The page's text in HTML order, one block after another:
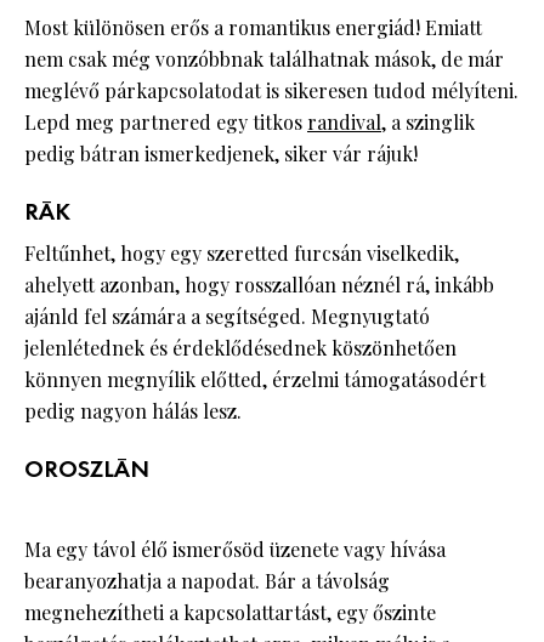
Most különösen erős a romantikus energiád! Emiatt
nem csak még vonzóbbnak találhatnak mások, de már
meglévő párkapcsolatodat is sikeresen tudod mélyíteni.
Lepd meg partnered egy titkos randival, a szinglik
pedig bátran ismerkedjenek, siker vár rájuk!
RÁK
Feltűnhet, hogy egy szeretted furcsán viselkedik,
ahelyett azonban, hogy rosszallóan néznél rá, inkább
ajánld fel számára a segítséged. Megnyugtató
jelenlétednek és érdeklődésednek köszönhetően
könnyen megnyílik előtted, érzelmi támogatásodért
pedig nagyon hálás lesz.
OROSZLÁN
Ma egy távol élő ismerősöd üzenete vagy hívása
bearanyozhatja a napodat. Bár a távolság
megnehezítheti a kapcsolattartást, egy őszinte